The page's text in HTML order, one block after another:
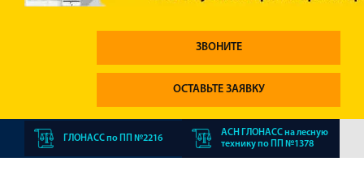
ЗВОНИТЕ
ОСТАВЬТЕ ЗАЯВКУ
ГЛОНАСС по ПП №2216
АСН ГЛОНАСС на лесную
технику по ПП №1378